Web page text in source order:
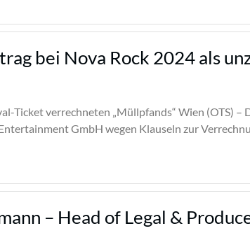
bei Nova Rock 2024 als
Ticket verrechneten „Müllpfands“ Wien (OTS)
GmbH wegen Klauseln zur
– Head of Legal &